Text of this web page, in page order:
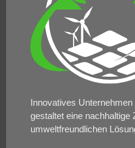
Innovatives
gestaltet eine nachhaltige
umweltfreundlichen